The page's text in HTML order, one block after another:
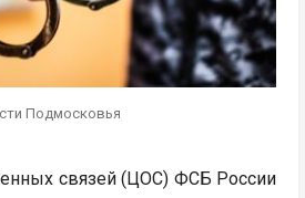
Подмосковья
связей (ЦОС) ФСБ России